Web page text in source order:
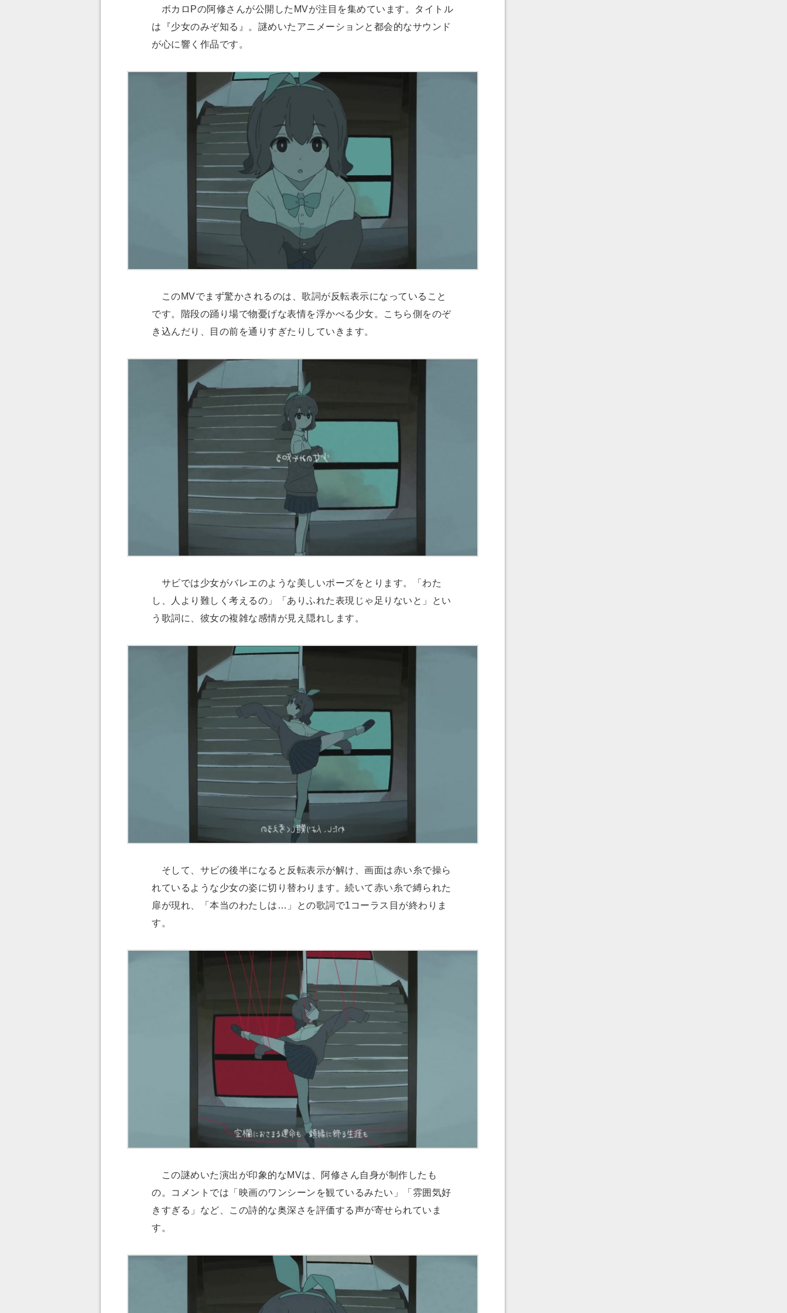
ボカロPの阿修さんが公開したMVが注目を集めています。タイトル
は『少女のみぞ知る』。謎めいたアニメーションと都会的なサウンド
が心に響く作品です。
このMVでまず驚かされるのは、歌詞が反転表示になっていること
です。階段の踊り場で物憂げな表情を浮かべる少女。こちら側をのぞ
き込んだり、目の前を通りすぎたりしていきます。
サビでは少女がバレエのような美しいポーズをとります。「わた
し、人より難しく考えるの」「ありふれた表現じゃ足りないと」とい
う歌詞に、彼女の複雑な感情が見え隠れします。
そして、サビの後半になると反転表示が解け、画面は赤い糸で操ら
れているような少女の姿に切り替わります。続いて赤い糸で縛られた
扉が現れ、「本当のわたしは…」との歌詞で1コーラス目が終わりま
す。
この謎めいた演出が印象的なMVは、阿修さん自身が制作したも
の。コメントでは「映画のワンシーンを観ているみたい」「雰囲気好
きすぎる」など、この詩的な奥深さを評価する声が寄せられていま
す。